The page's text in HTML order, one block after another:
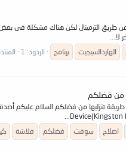
الهاردالسيجيت برنامج الردود: 1
Device(Kingston
اصلاح سوفت فضلكم فلاشة